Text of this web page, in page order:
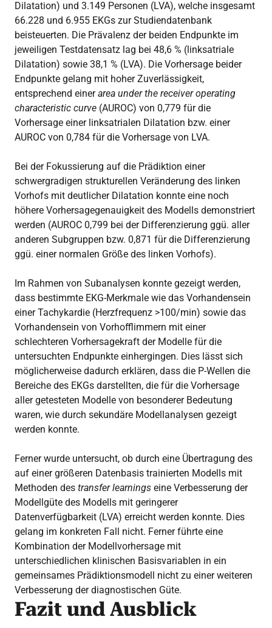
Dilatation) und 3.149 Personen (LVA), welche insgesamt
66.228 und 6.955 EKGs zur Studiendatenbank
beisteuerten. Die Prävalenz der beiden Endpunkte im
jeweiligen Testdatensatz lag bei 48,6 % (linksatriale
Dilatation) sowie 38,1 % (LVA). Die Vorhersage beider
Endpunkte gelang mit hoher Zuverlässigkeit,
entsprechend einerarea under the receiver operating
characteristic curve (AUROC) von 0,779 für die
Vorhersage einer linksatrialen Dilatation bzw. einer
AUROC von 0,784 für die Vorhersage von LVA.
Bei der Fokussierung auf die Prädiktion einer
schwergradigen strukturellen Veränderung des linken
Vorhofs mit deutlicher Dilatation konnte eine noch
höhere Vorhersagegenauigkeit des Modells demonstriert
werden (AUROC 0,799 bei der Differenzierung ggü. aller
anderen Subgruppen bzw. 0,871 für die Differenzierung
ggü. einer normalen Größe des linken Vorhofs).
Im Rahmen von Subanalysen konnte gezeigt werden,
dass bestimmte EKG-Merkmale wie das Vorhandensein
einer Tachykardie (Herzfrequenz >100/min) sowie das
Vorhandensein von Vorhofflimmern mit einer
schlechteren Vorhersagekraft der Modelle für die
untersuchten Endpunkte einhergingen. Dies lässt sich
möglicherweise dadurch erklären, dass die P-Wellen die
Bereiche des EKGs darstellten, die für die Vorhersage
aller getesteten Modelle von besonderer Bedeutung
waren, wie durch sekundäre Modellanalysen gezeigt
werden konnte.
Ferner wurde untersucht, ob durch eine Übertragung des
auf einer größeren Datenbasis trainierten Modells mit
Methoden des transfer learnings eine Verbesserung der
Modellgüte des Modells mit geringerer
Datenverfügbarkeit (LVA) erreicht werden konnte. Dies
gelang im konkreten Fall nicht. Ferner führte eine
Kombination der Modellvorhersage mit
unterschiedlichen klinischen Basisvariablen in ein
gemeinsames Prädiktionsmodell nicht zu einer weiteren
Verbesserung der diagnostischen Güte.
Fazit und Ausblick